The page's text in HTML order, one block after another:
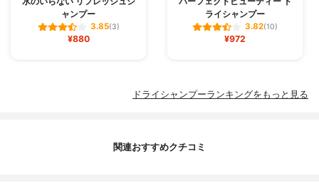
ャンプー
3.85(3)
¥880
ライシャンプー
3.82(10)
¥972
ドライシャンプーランキングをもっと見る
関連おすすめクチコミ